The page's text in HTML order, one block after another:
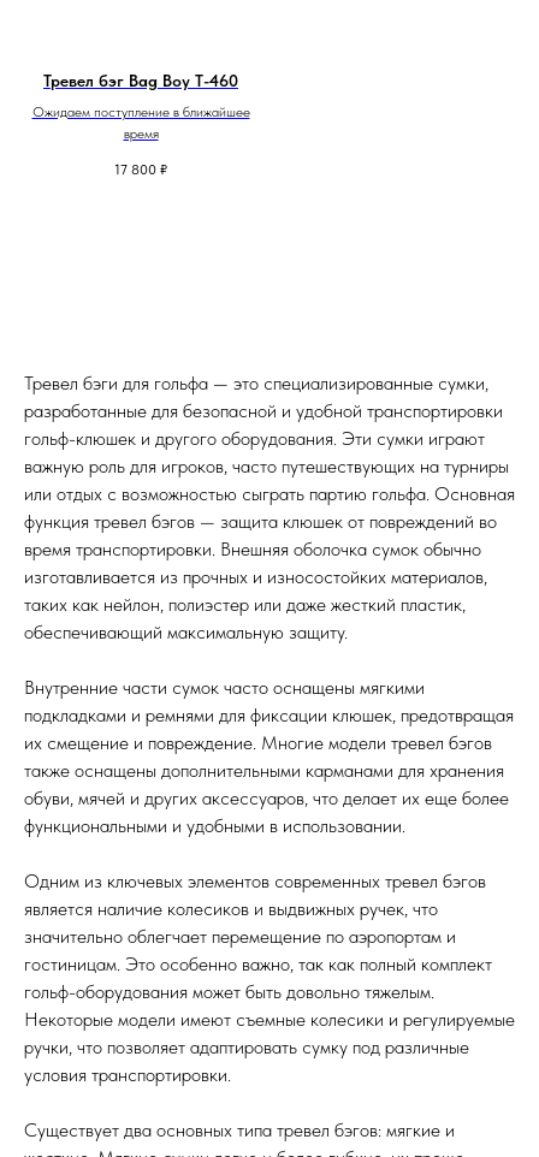
Тревел бэг Bag Boy T-460
Ожидаем поступление в ближайшее
время
17 800 ₽
Тревел бэги для гольфа — это специализированные сумки,
разработанные для безопасной и удобной транспортировки
гольф-клюшек и другого оборудования. Эти сумки играют
важную роль для игроков, часто путешествующих на турниры
или отдых с возможностью сыграть партию гольфа. Основная
функция тревел бэгов — защита клюшек от повреждений во
время транспортировки. Внешняя оболочка сумок обычно
изготавливается из прочных и износостойких материалов,
таких как нейлон, полиэстер или даже жесткий пластик,
обеспечивающий максимальную защиту.
Внутренние части сумок часто оснащены мягкими
подкладками и ремнями для фиксации клюшек, предотвращая
их смещение и повреждение. Многие модели тревел бэгов
также оснащены дополнительными карманами для хранения
обуви, мячей и других аксессуаров, что делает их еще более
функциональными и удобными в использовании.
Одним из ключевых элементов современных тревел бэгов
является наличие колесиков и выдвижных ручек, что
значительно облегчает перемещение по аэропортам и
гостиницам. Это особенно важно, так как полный комплект
гольф-оборудования может быть довольно тяжелым.
Некоторые модели имеют съемные колесики и регулируемые
ручки, что позволяет адаптировать сумку под различные
условия транспортировки.
Существует два основных типа тревел бэгов: мягкие и